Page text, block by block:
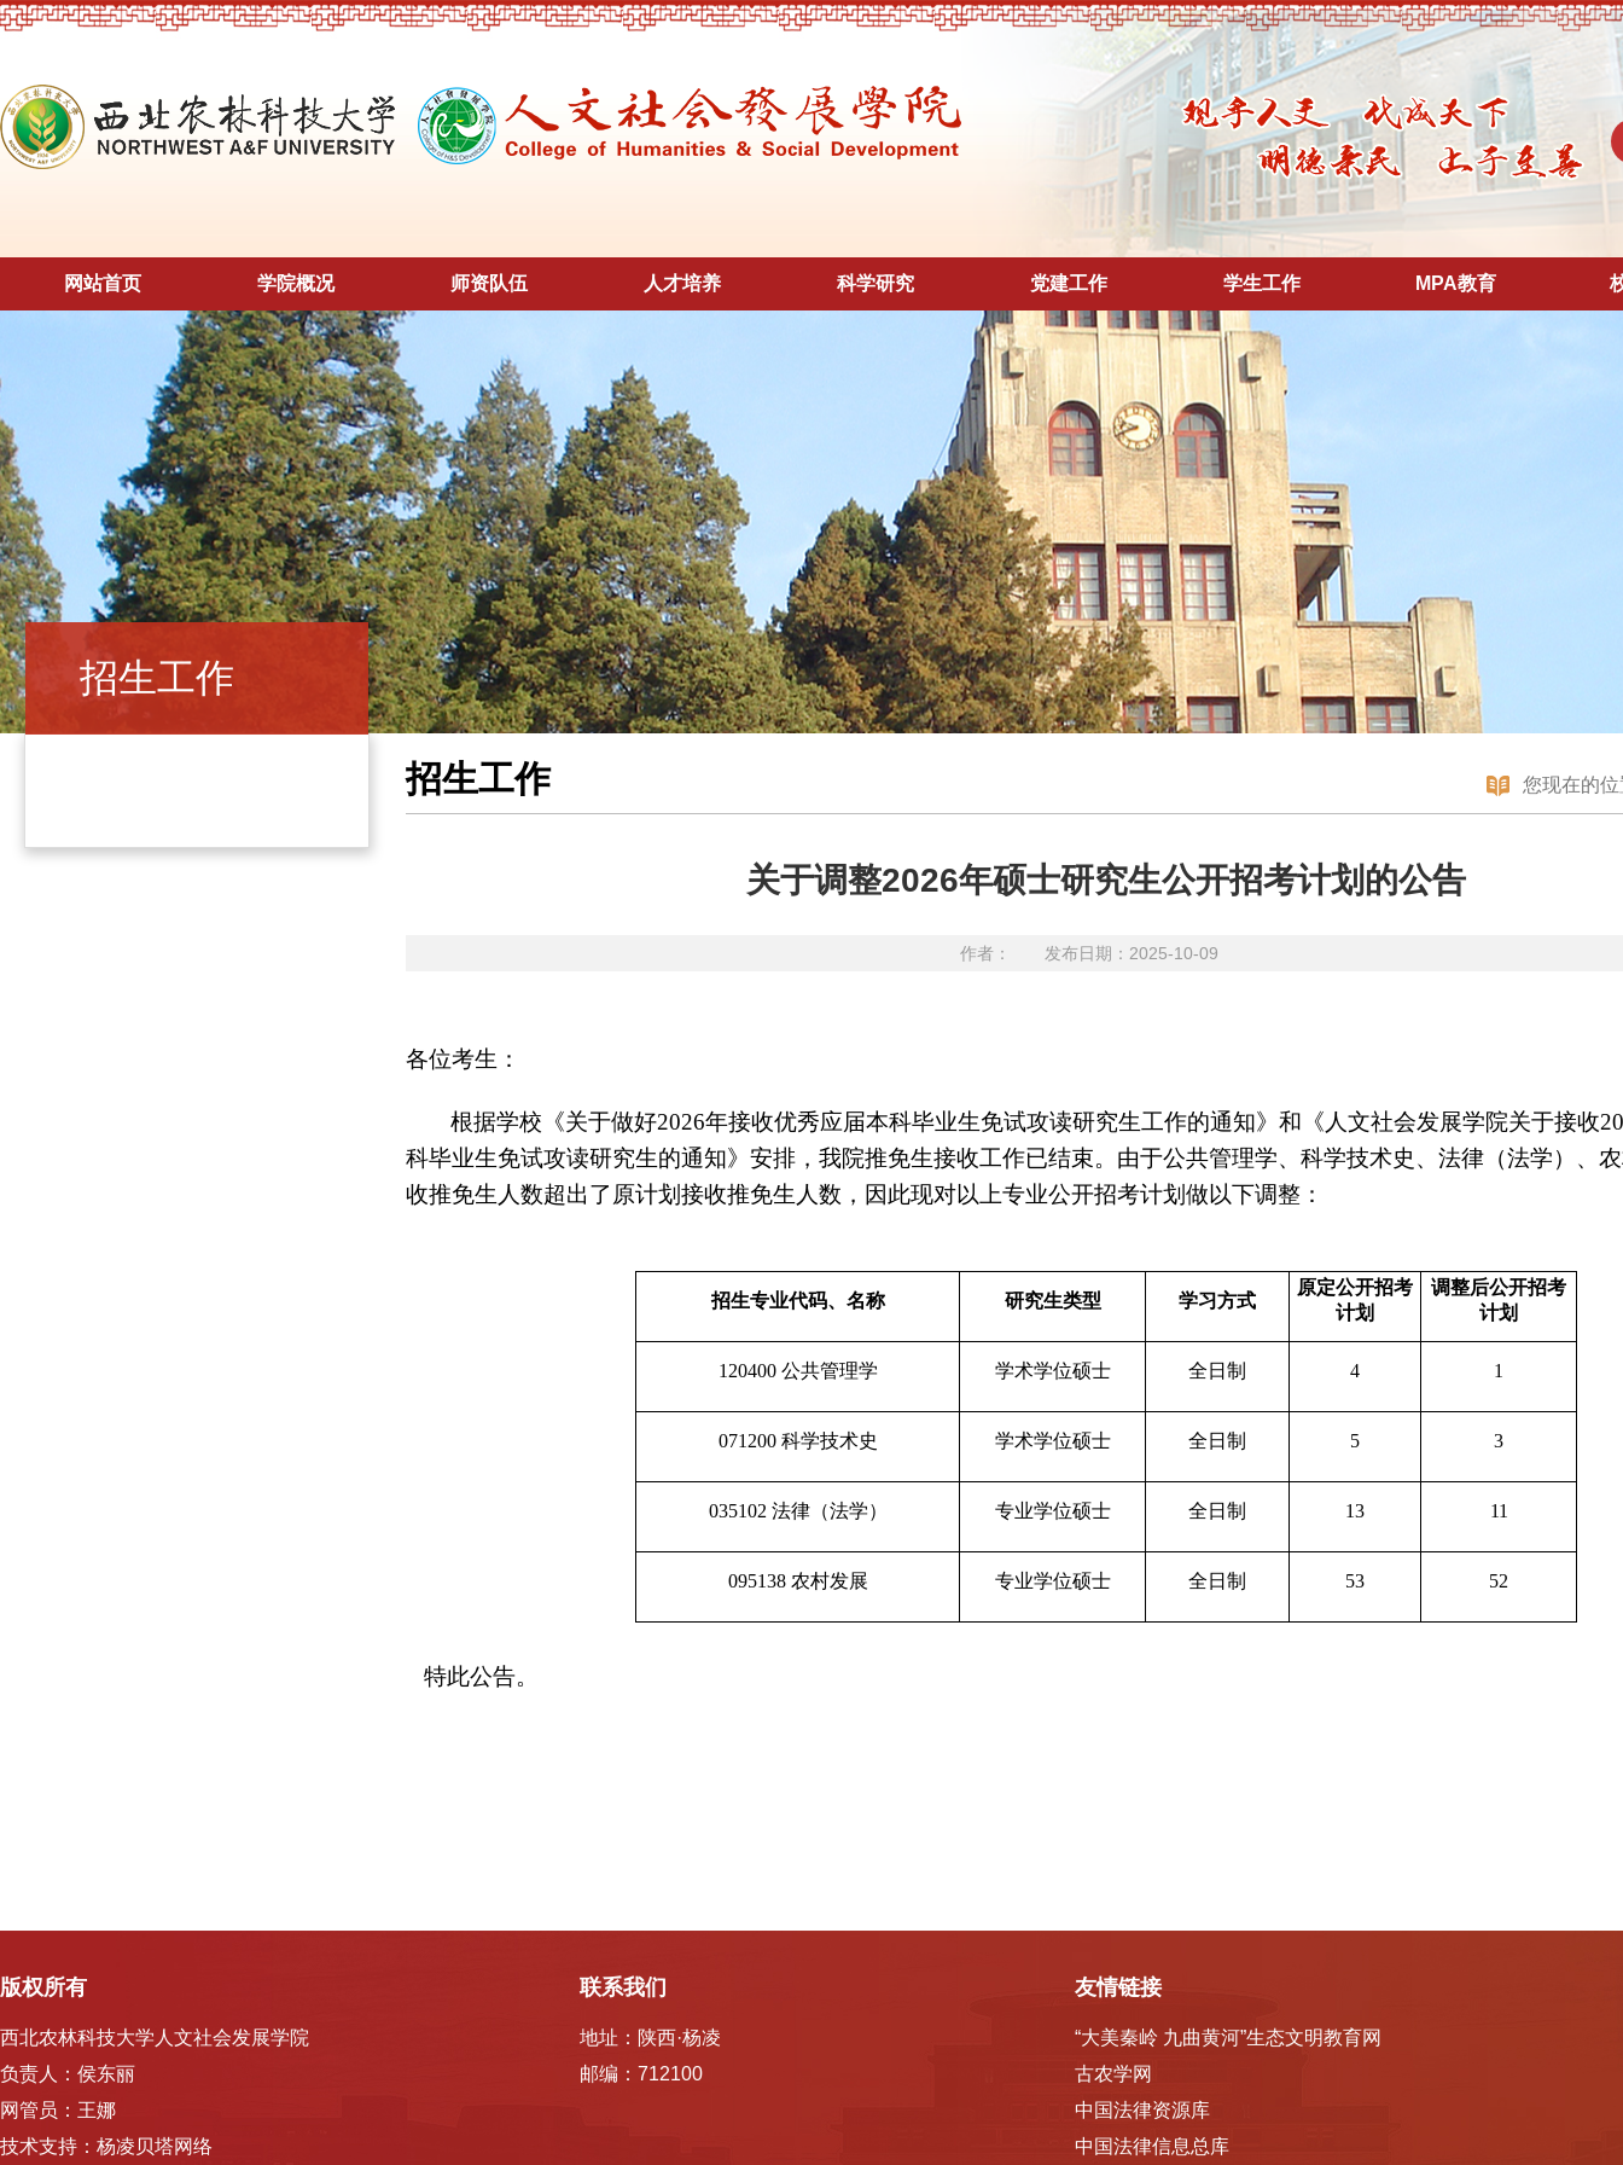
网站首页 学院概况 师资队伍 人才培养 科学研究 党建工作 学生工作 MPA教育
招生工作
您现在的
招生工作
关于调整2026年硕士研究生公开招考计划的公告
作者： 发布日期：2025-10-09
各位考生：
根据学校《关于做好2026年接收优秀应届本科毕业生免试攻读研究生工作的通知》和《人文社会发展学院关于接收
科毕业生免试攻读研究生的通知》安排，我院推免生接收工作已结束。由于公共管理学、科学技术史、法律（法学）、
收推免生人数超出了原计划接收推免生人数，因此现对以上专业公开招考计划做以下调整：
招生专业代码、名称 研究生类型 学习方式
原定公开招考
计划
调整后公开招考
计划
120400 公共管理学 学术学位硕士 全日制 4 1
071200 科学技术史 学术学位硕士 全日制 5 3
035102 法律（法学） 专业学位硕士 全日制 13 11
095138 农村发展 专业学位硕士 全日制 53 52
特此公告。
版权所有
西北农林科技大学人文社会发展学院
负责人：侯东丽
网管员：王娜
技术支持：杨凌贝塔网络
联系我们
地址：陕西·杨凌
邮编：712100
友情链接
“大美秦岭 九曲黄河”生态文明教育网
古农学网
中国法律资源库
中国法律信息总库